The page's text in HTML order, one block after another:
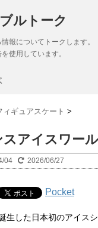
ルトーク
報についてトークします。
使用しています。
ィギュアスケート >
アイスワー
04 2026/06/27
Pocket
生した日本初のアイス